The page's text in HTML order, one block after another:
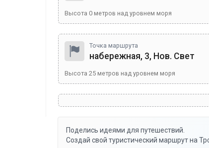
Высота 0 метров над уровнем моря
Точка маршрута
набережная, 3, Нов. Свет
Высота 25 метров над уровнем моря
Поделись идеями для путешествий.
Создай свой туристический маршрут на